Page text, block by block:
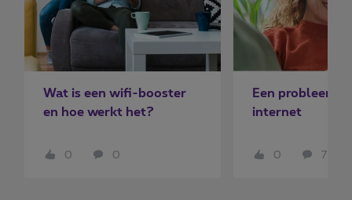
Wat is een wifi-booster
en hoe werkt het?
0 0
Een probleem
internet
0 7